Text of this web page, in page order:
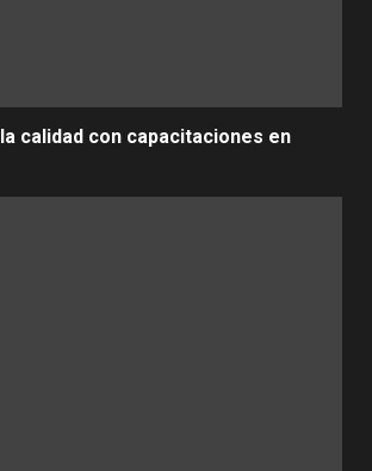
calidad con capacitaciones en